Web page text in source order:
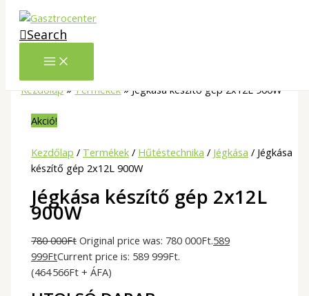
Skip to content
Search
Kezdőlap » Termékek » Jégkása készítő gép 2x12L 900W
Akció!
Kezdőlap / Termékek / Hűtéstechnika / Jégkása / Jégkása
készítő gép 2x12L 900W
Jégkása készítő gép 2x12L
900W
780 000Ft Original price was: 780 000Ft.589
999FtCurrent price is: 589 999Ft.
(464 566Ft + ÁFA)